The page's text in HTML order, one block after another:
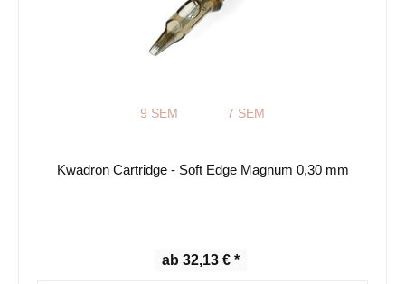
9 SEM 7 SEM
Kwadron Cartridge - Soft Edge Magnum 0,30 mm
ab 32,13 € *